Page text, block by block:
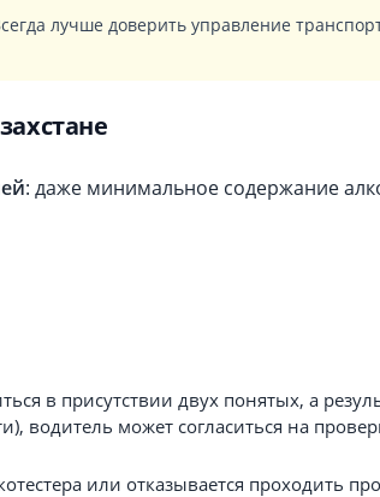
лучше доверить управление
: даже минимальное содержание
в присутствии двух понятых, а
может согласиться на
или отказывается проходить